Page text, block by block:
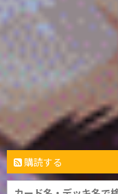
購読する